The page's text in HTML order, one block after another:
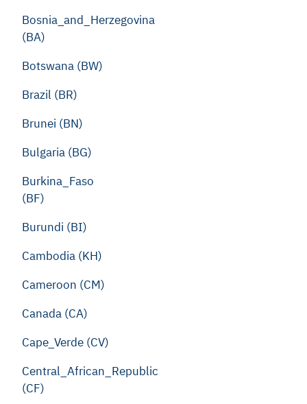
Bosnia_and_Herzegovina
(BA)
Botswana (BW)
Brazil (BR)
Brunei (BN)
Bulgaria (BG)
Burkina_Faso
(BF)
Burundi (BI)
Cambodia (KH)
Cameroon (CM)
Canada (CA)
Cape_Verde (CV)
Central_African_Republic
(CF)